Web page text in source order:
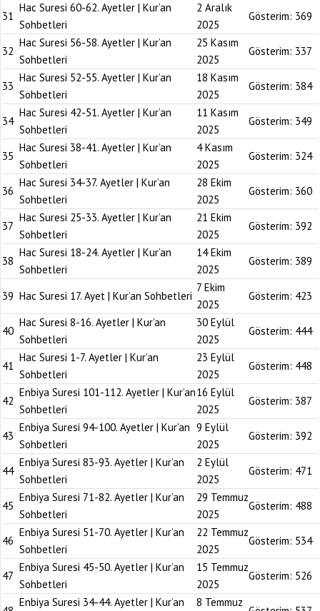
31
Hac Suresi 60-62. Ayetler | Kur’an
Sohbetleri
2 Aralık
2025
Gösterim: 369
32
Hac Suresi 56-58. Ayetler | Kur’an
Sohbetleri
25 Kasım
2025
Gösterim: 337
33
Hac Suresi 52-55. Ayetler | Kur’an
Sohbetleri
18 Kasım
2025
Gösterim: 384
34
Hac Suresi 42-51. Ayetler | Kur’an
Sohbetleri
11 Kasım
2025
Gösterim: 349
35
Hac Suresi 38-41. Ayetler | Kur’an
Sohbetleri
4 Kasım
2025
Gösterim: 324
36
Hac Suresi 34-37. Ayetler | Kur’an
Sohbetleri
28 Ekim
2025
Gösterim: 360
37
Hac Suresi 25-33. Ayetler | Kur’an
Sohbetleri
21 Ekim
2025
Gösterim: 392
38
Hac Suresi 18-24. Ayetler | Kur’an
Sohbetleri
14 Ekim
2025
Gösterim: 389
39 Hac Suresi 17. Ayet | Kur’an Sohbetleri
7 Ekim
2025
Gösterim: 423
40
Hac Suresi 8-16. Ayetler | Kur’an
Sohbetleri
30 Eylül
2025
Gösterim: 444
41
Hac Suresi 1-7. Ayetler | Kur’an
Sohbetleri
23 Eylül
2025
Gösterim: 448
42
Enbiya Suresi 101-112. Ayetler | Kur’an
Sohbetleri
16 Eylül
2025
Gösterim: 387
43
Enbiya Suresi 94-100. Ayetler | Kur’an
Sohbetleri
9 Eylül
2025
Gösterim: 392
44
Enbiya Suresi 83-93. Ayetler | Kur’an
Sohbetleri
2 Eylül
2025
Gösterim: 471
45
Enbiya Suresi 71-82. Ayetler | Kur’an
Sohbetleri
29 Temmuz
2025
Gösterim: 488
46
Enbiya Suresi 51-70. Ayetler | Kur’an
Sohbetleri
22 Temmuz
2025
Gösterim: 534
47
Enbiya Suresi 45-50. Ayetler | Kur’an
Sohbetleri
15 Temmuz
2025
Gösterim: 526
Enbiya Suresi 34-44. Ayetler | Kur’an 8 Temmuz